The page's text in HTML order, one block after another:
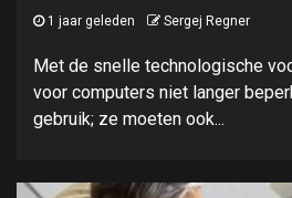
1 jaar geleden Sergej Regner
Met de snelle technologische
voor computers niet langer
gebruik; ze moeten ook...